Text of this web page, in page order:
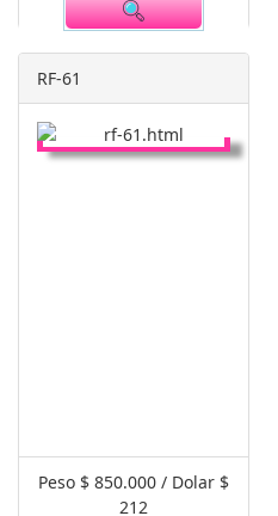
RF-61
Peso $ 850.000 / Dolar $
212